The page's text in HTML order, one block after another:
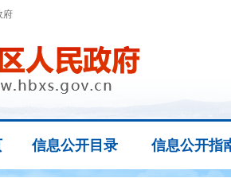
府
信息公开目录 信息公开指